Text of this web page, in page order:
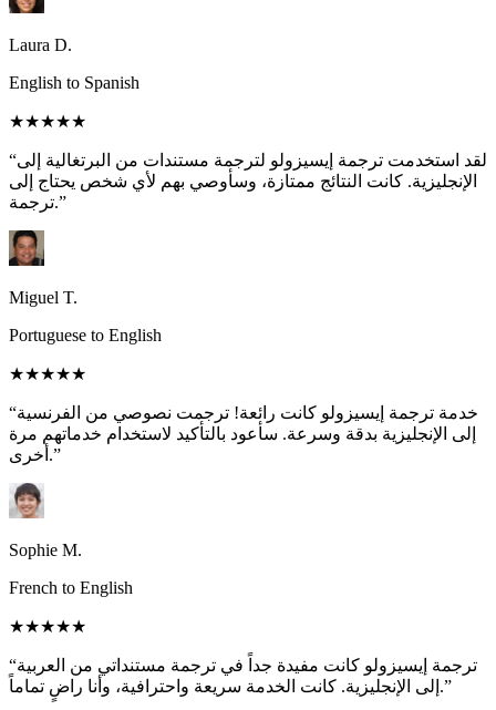
Laura D.
English to Spanish
★★★★★
“لقد استخدمت ترجمة إيسيزولو لترجمة مستندات من البرتغالية إلى
الإنجليزية. كانت النتائج ممتازة، وسأوصي بهم لأي شخص يحتاج إلى
ترجمة.”
Miguel T.
Portuguese to English
★★★★★
“خدمة ترجمة إيسيزولو كانت رائعة! ترجمت نصوصي من الفرنسية
إلى الإنجليزية بدقة وسرعة. سأعود بالتأكيد لاستخدام خدماتهم مرة
أخرى.”
Sophie M.
French to English
★★★★★
“ترجمة إيسيزولو كانت مفيدة جداً في ترجمة مستنداتي من العربية
إلى الإنجليزية. كانت الخدمة سريعة واحترافية، وأنا راضٍ تماماً.”